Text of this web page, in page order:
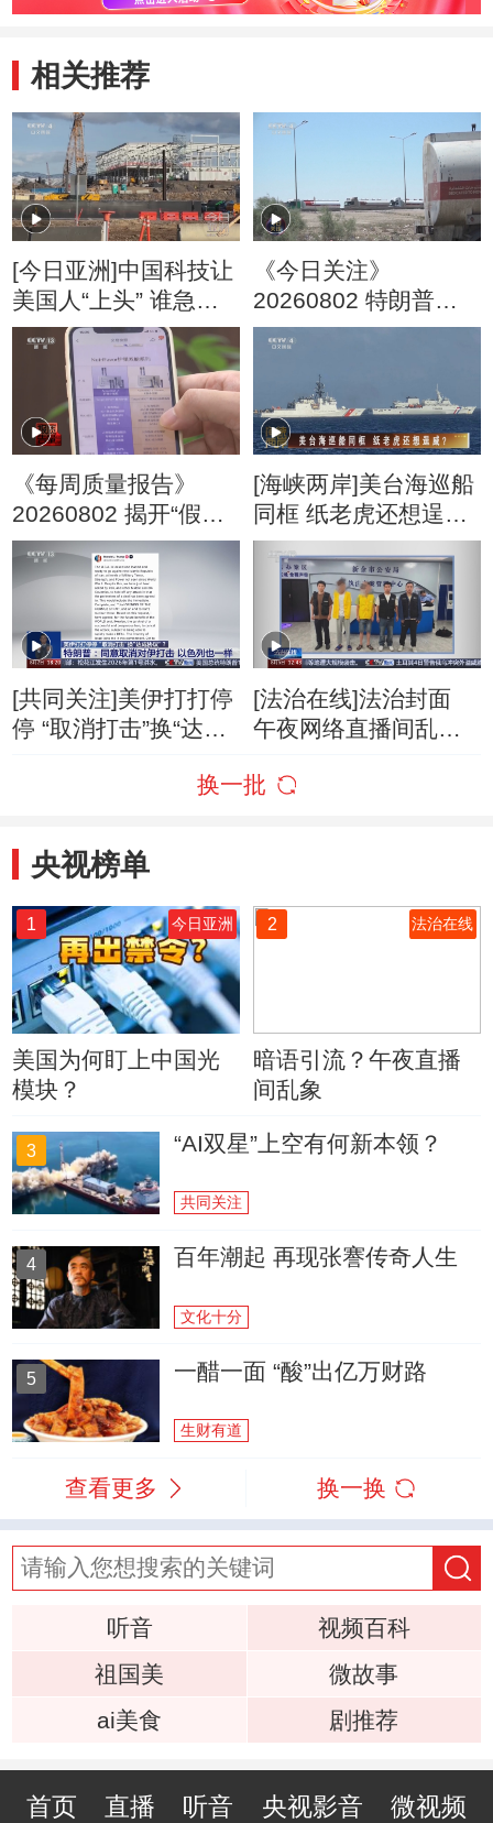
相关推荐
[今日亚洲]中国科技让
美国人“上头” 谁急
了？
《今日关注》
20260802 特朗普叫
停“最大规模”打击 伊
《每周质量报告》
20260802 揭开“假洋
牌”的真面目
[海峡两岸]美台海巡船
同框 纸老虎还想逞
威？
[共同关注]美伊打打停
停 “取消打击”换“达成
取消对伊打击 以色列
[法治在线]法治封面
午夜网络直播间乱象
换一批
央视榜单
1 今日亚洲
美国为何盯上中国光
模块？
2 法治在线
暗语引流？午夜直播
间乱象
3 “AI双星”上空有何新本领？
共同关注
4 百年潮起 再现张謇传奇人生
文化十分
5 一醋一面 “酸”出亿万财路
生财有道
查看更多 换一换
听音
视频百科
祖国美
微故事
ai美食
剧推荐
首页 直播 听音 央视影音 微视频